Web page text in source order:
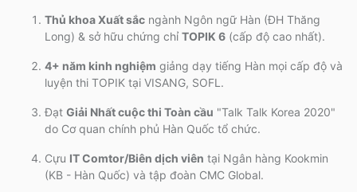
Thủ khoa Xuất sắc ngành Ngôn ngữ Hàn (ĐH Thăng
Long) & sở hữu chứng chỉ TOPIK 6 (cấp độ cao nhất).
4+ năm kinh nghiệm giảng dạy tiếng Hàn mọi cấp độ và
luyện thi TOPIK tại VISANG, SOFL .
Đạt Giải Nhất cuộc thi Toàn cầu "Talk Talk Korea 2020"
do Cơ quan chính phủ Hàn Quốc tổ chức.
Cựu IT Comtor/Biên dịch viên tại Ngân hàng Kookmin
(KB - Hàn Quốc) và tập đoàn CMC Global.